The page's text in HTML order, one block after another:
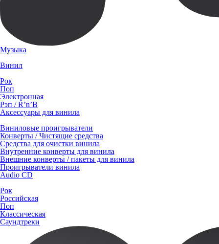
Музыка
Винил
Рок
Поп
Электронная
Рэп / R’n’B
Аксессуары для винила
Виниловые проигрыватели
Конверты / Чистящие средства
Средства для очистки винила
Внутренние конверты для винила
Внешние конверты / пакеты для винила
Проигрыватели винила
Audio CD
Рок
Российская
Поп
Классическая
Саундтреки